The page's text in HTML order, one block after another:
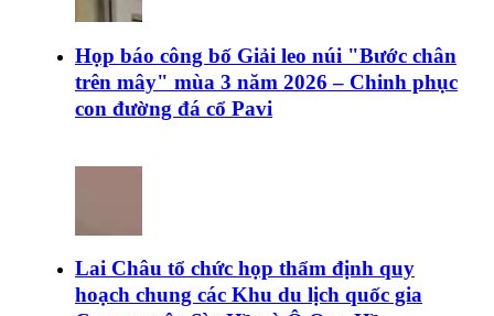
Họp báo công bố Giải leo núi "Bước chân
trên mây" mùa 3 năm 2026 – Chinh phục
con đường đá cổ Pavi
Lai Châu tổ chức họp thẩm định quy
hoạch chung các Khu du lịch quốc gia